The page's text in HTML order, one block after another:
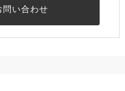
問い合わせ